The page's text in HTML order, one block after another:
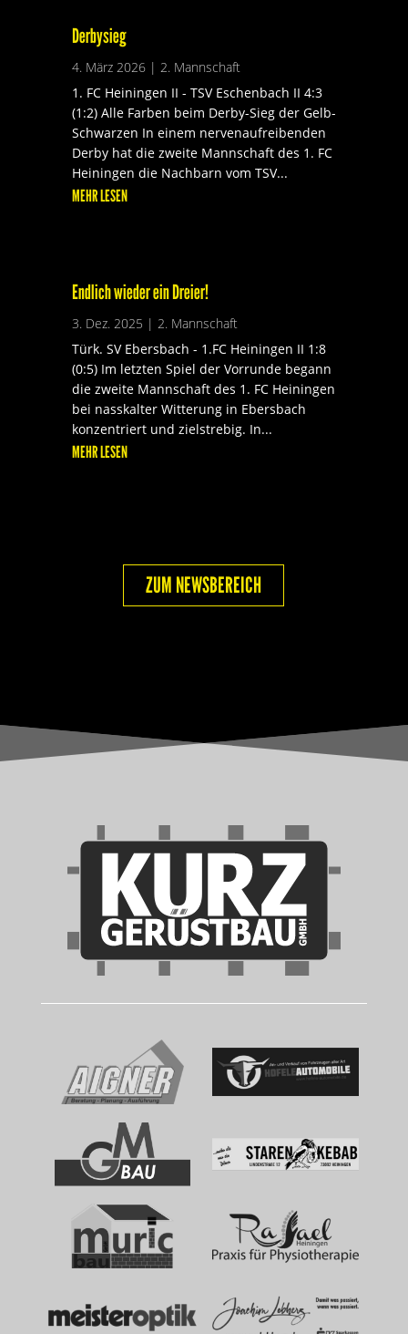
Derbysieg
4. März 2026| 2. Mannschaft
1. FC Heiningen II - TSV Eschenbach II 4:3
(1:2) Alle Farben beim Derby-Sieg der Gelb-
Schwarzen In einem nervenaufreibenden
Derby hat die zweite Mannschaft des 1. FC
Heiningen die Nachbarn vom TSV...
MEHR LESEN
Endlich wieder ein Dreier!
3. Dez. 2025 | 2. Mannschaft
Türk. SV Ebersbach - 1.FC Heiningen II 1:8
(0:5) Im letzten Spiel der Vorrunde begann
die zweite Mannschaft des 1. FC Heiningen
bei nasskalter Witterung in Ebersbach
konzentriert und zielstrebig. In...
MEHR LESEN
ZUM NEWSBEREICH